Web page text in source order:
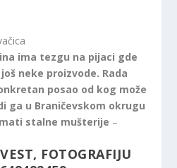
ima tezgu na pijaci gde
neke proizvode. Rada
posao od kog može
ga u Braničevskom okrugu
stalne mušterije –
FOTOGRAFIJU